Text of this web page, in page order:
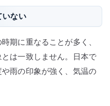
いない
期に重なることが多く、
は一致しません。日本で
雨の印象が強く、気温の